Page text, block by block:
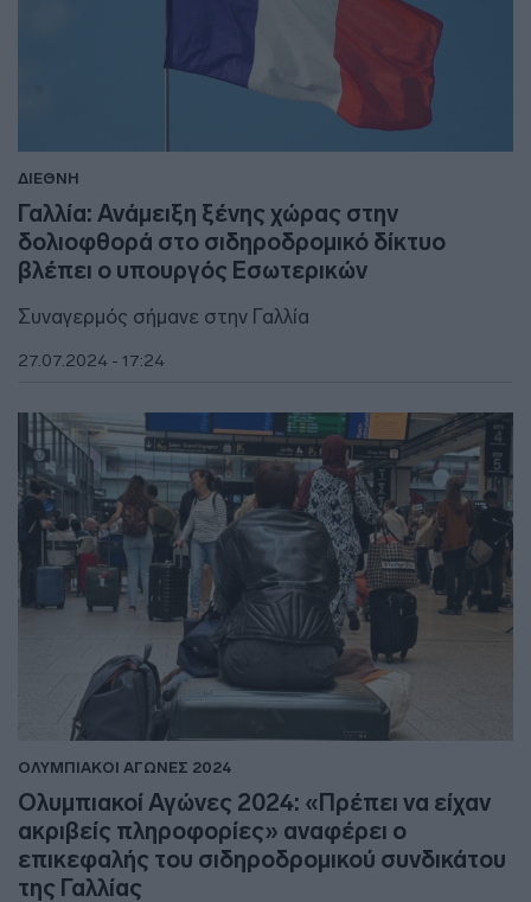
ΔΙΕΘΝΗ
Γαλλία: Ανάμειξη ξένης χώρας στην
δολιοφθορά στο σιδηροδρομικό δίκτυο
βλέπει ο υπουργός Εσωτερικών
Συναγερμός σήμανε στην Γαλλία
27.07.2024 - 17:24
ΟΛΥΜΠΙΑΚΟΙ ΑΓΩΝΕΣ 2024
Ολυμπιακοί Αγώνες 2024: «Πρέπει να είχαν
ακριβείς πληροφορίες» αναφέρει ο
επικεφαλής του σιδηροδρομικού συνδικάτου
της Γαλλίας